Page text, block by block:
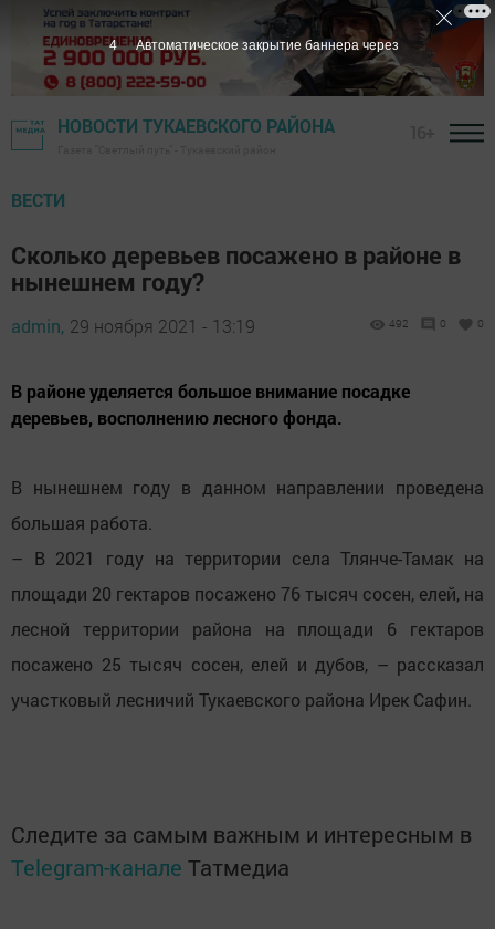
НОВОСТИ ТУКАЕВСКОГО РАЙОНА
ВЕСТИ
Сколько деревьев посажено в районе в
нынешнем году?
admin, 29 ноября 2021 - 13:19 492 0 0
В районе уделяется большое внимание посадке
деревьев, восполнению лесного фонда.
В нынешнем году в данном направлении проведена
большая работа.
– В 2021 году на территории села Тлянче-Тамак на
площади 20 гектаров посажено 76 тысяч сосен, елей, на
лесной территории района на площади 6 гектаров
посажено 25 тысяч сосен, елей и дубов, – рассказал
участковый лесничий Тукаевского района Ирек Сафин.
Следите за самым важным и интересным в
Telegram-канале Татмедиа
3 Автоматическое закрытие баннера через